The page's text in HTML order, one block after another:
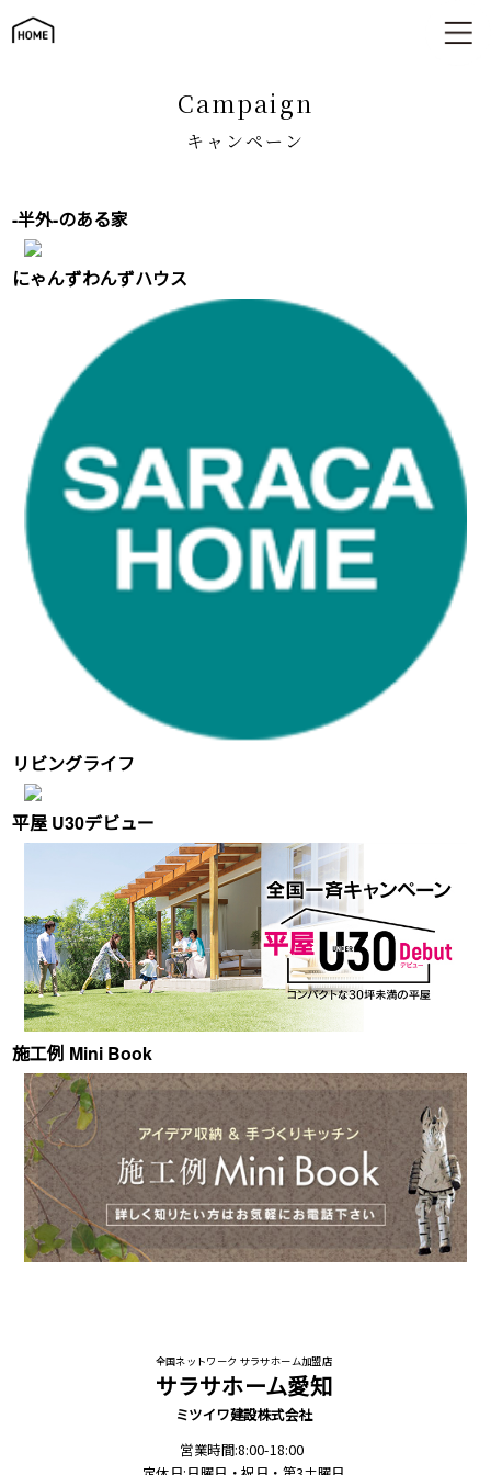
キャンペーン
campaign
キャンペーン
-半外-のある家
にゃんずわんずハウス
リビングライフ
平屋 U30デビュー
施工例 Mini Book
全国ネットワーク サラサホーム加盟店
サラサホーム愛知
ミツイワ建設株式会社
営業時間:8:00-18:00